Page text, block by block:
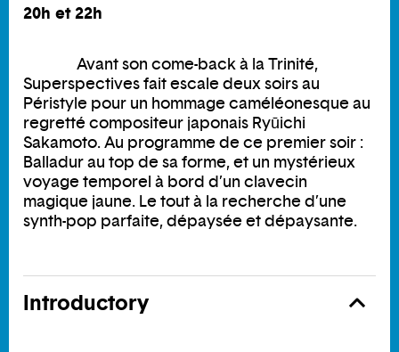
20h et 22h
Avant son come-back à la Trinité,
Superspectives fait escale deux soirs au
Péristyle pour un hommage caméléonesque au
regretté compositeur japonais Ryūichi
Sakamoto. Au programme de ce premier soir :
Balladur au top de sa forme, et un mystérieux
voyage temporel à bord d’un clavecin
magique jaune. Le tout à la recherche d’une
synth-pop parfaite, dépaysée et dépaysante.
Introductory